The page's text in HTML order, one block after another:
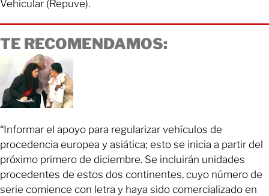
Vehicular (Repuve).
TE RECOMENDAMOS:
“Informar el apoyo para regularizar vehículos de
procedencia europea y asiática; esto se inicia a partir del
próximo primero de diciembre. Se incluirán unidades
procedentes de estos dos continentes, cuyo número de
serie comience con letra y haya sido comercializado en